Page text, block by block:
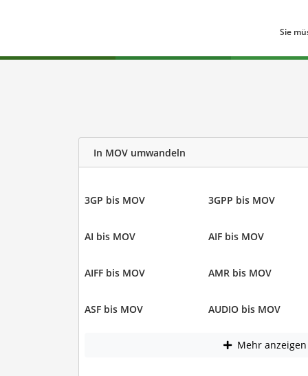
Sie
In MOV umwandeln
3GP bis MOV 3GPP bis MOV
AI bis MOV AIF bis MOV
AIFF bis MOV AMR bis MOV
ASF bis MOV AUDIO bis MOV
Mehr anzeigen